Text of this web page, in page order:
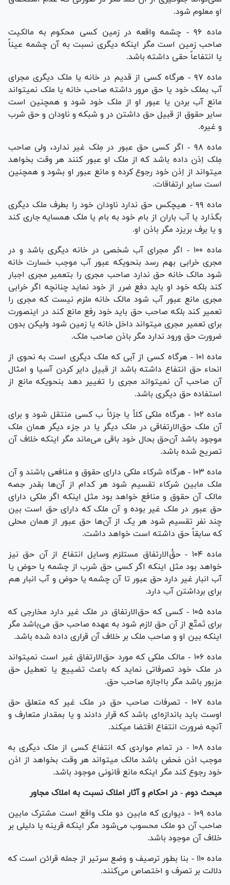
او معلوم شود.
ماده ۹۶ - چشمه واقعه در زمین کسی محکوم به مالکیت
صاحب زمین است مگر اینکه دیگری نسبت به آن چشمه عیناً
یا انتفاعاً حقی داشته باشد.
ماده ۹۷ - هرگاه کسی از قدیم در خانه یا ملک دیگری مجرای
آب بملک خود یا حق مرور داشته صاحب خانه یا ملک نمیتواند
مانع آب بردن یا عبور او از ملک خود شود و همچنین است
سایر حقوق از قبیل حق داشتن در و شبکه و ناودان و حق شرب
و غیره.
ماده ۹۸ - اگر کسی حق عبور در مِلک غیر ندارد، ولی صاحب
مِلک اِذن داده باشد که از ملک او عبور کنند هر وقت بخواهد
میتواند از اِذن خود رجوع کرده و مانع عبور او بشود و همچنین
است سایر ارتفاقات.
ماده ۹۹ - هیچکس حق ندارد ناودان خود را بطرف ملک دیگری
بگذارد یا آب باران از بام خود به بام یا ملک همسایه جاری کند
و یا برف بریزد مگر باذن او.
ماده ۱۰۰ - اگر مجرای آب شخصی در خانه دیگری باشد و در
مجری خرابی بهم رسد بنحویکه عبور آب موجب خسارت خانه
شود مالک خانه حق ندارد صاحب مجری را بتعمیر مجری اجبار
کند بلکه خود او باید دفع ضرر از خود نماید چنانچه اگر خرابی
مجری مانع عبور آب شود مالک خانه ملزم نیست که مجری را
تعمیر کند بلکه صاحب حق باید خود رفع مانع کند در اینصورت
برای تعمیر مجری میتواند داخل خانه یا زمین شود ولیکن بدون
ضرورت حق ورود ندارد مگر باذن صاحب ملک.
ماده ۱۰۱ - هرگاه کسی از آبی که ملک دیگری است به نحوی از
انحاء حق انتفاع داشته باشد از قبیل دایر کردن آسیا و امثال
آن صاحب آن نمیتواند مجری را تغییر دهد بنحویکه مانع از
استفاده حق دیگری باشد.
ماده ۱۰۲ - هرگاه ملکی کلاً یا جزئاً ب کسی منتقل شود و برای
آن ملک حق‌الارتفاقی در ملک دیگر یا در جزء دیگر همان ملک
موجود باشد آن‌حق بحال خود باقی می‌ماند مگر اینکه خلاف آن
تصریح شده باشد.
ماده ۱۰۳ - هرگاه شرکاء ملکی دارای حقوق و منافعی باشند و آن
ملک مابین شرکاء تقسیم شود هر کدام از آن‌ها بقدر حِصه
مالک آن حقوق و منافع خواهد بود مثل اینکه اگر ملکی دارای
حق عبور در ملک غیر بوده و آن ملک که دارای حق است بین
چند نفر تقسیم شود هر یک از آن‌ها حق عبور از همان محلی
که سابقاً حق داشته است خواهد داشت.
ماده ۱۰۴ - حق‌ُالارتفاق مستلزم وسایل انتفاع از آن حق نیز
خواهد بود مثل اینکه اگر کسی حق شرب از چشمه یا حوض یا
آب انبار غیر دارد حق عبور تا آن چشمه یا حوض و آب انبار هم
برای برداشتن آب دارد.
ماده ۱۰۵ - کسی که حق‌الارتفاق در ملک غیر دارد مخارجی که
برای تَمتّع از آن حق لازم شود به عهده صاحب حق می‌باشد مگر
اینکه بین او و صاحب ملک بر خلاف آن قراری داده شده باشد.
ماده ۱۰۶ - مالک ملکی که مورد حق‌الارتفاق غیر است نمیتواند
در ملک خود تصرفاتی نماید که باعث تضییع یا تعطیل حق
مزبور باشد مگر با‌اجازه صاحب حق.
ماده ۱۰۷ - تصرفات صاحب حق در ملک غیر که متعلق حق
اوست باید باندازه‌ای باشد که قرار دادند و یا بمقدار متعارف و
آنچه ضرورت انتفاع اقتضا میکند.
ماده ۱۰۸ - در تمام مواردی که انتفاع کسی از ملک دیگری به
موجب اذن مَحض باشد مالک میتواند هر وقت بخواهد از اذن
خود رجوع کند مگر اینکه مانع قانونی موجود باشد.
مبحث دوم - در احکام و آثار املاک نسبت به املاک مجاور
ماده ۱۰۹ - دیواری که مابین دو ملک واقع است مشترک مابین
صاحب آن دو ملک محسوب می‌شود مگر اینکه قرینه یا دلیلی بر
خلاف آن موجود باشد.
ماده ۱۱۰ - بنا بطور ترصیف و وضع سرتیر از جمله قرائن است که
دلالت بر تصرف و اختصاص می‌کنند.